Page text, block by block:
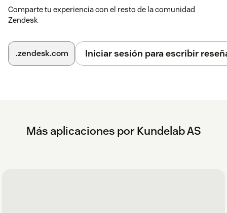
Comparte tu experiencia con el resto de la comunidad
Zendesk
.zendesk.com Iniciar sesión para escribir
Más aplicaciones por Kundelab AS